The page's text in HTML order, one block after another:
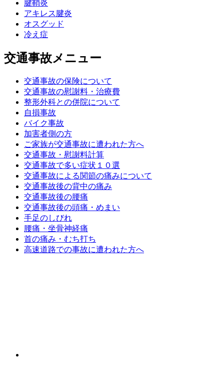
腱鞘炎
アキレス腱炎
オスグッド
冷え症
交通事故メニュー
交通事故の保険について
交通事故の慰謝料・治療費
整形外科との併院について
自損事故
バイク事故
加害者側の方
ご家族が交通事故に遭われた方へ
交通事故・慰謝料計算
交通事故で多い症状１０選
交通事故による関節の痛みについて
交通事故後の背中の痛み
交通事故後の腰痛
交通事故後の頭痛・めまい
手足のしびれ
腰痛・坐骨神経痛
首の痛み・むち打ち
高速道路での事故に遭われた方へ